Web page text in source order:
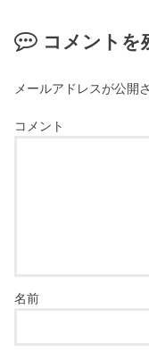
コメントを
メールアドレスが公開
コメント
名前